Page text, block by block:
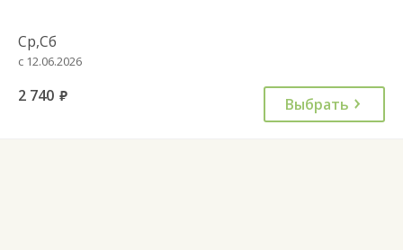
Ср,Сб
с 12.06.2026
2 740 руб. Выбрать